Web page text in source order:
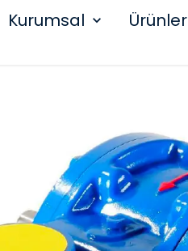
Kurumsal Ürünler